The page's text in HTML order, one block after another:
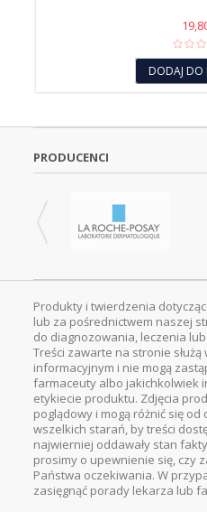
DODAJ DO
PRODUCENCI
Produkty i twierdzenia
lub za pośrednictwem naszej
do diagnozowania, leczenia
Treści zawarte na stronie służą
informacyjnym i nie mogą
farmaceuty albo jakichkolwiek
etykiecie produktu. Zdjęcia
poglądowy i mogą różnić się od
wszelkich starań, by treści
najwierniej oddawały stan
prosimy o upewnienie się, czy
Państwa oczekiwania. W
zasięgnąć porady lekarza lub